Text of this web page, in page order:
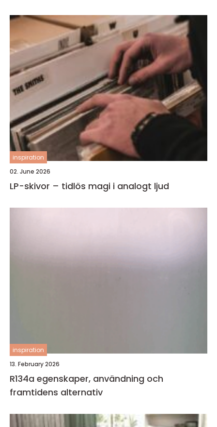
inspiration
02. June 2026
LP-skivor – tidlös magi i analogt ljud
inspiration
13. February 2026
R134a egenskaper, användning och
framtidens alternativ